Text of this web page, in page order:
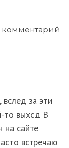
комментарий
вслед за эти
то выход В
на сайте
встречаю